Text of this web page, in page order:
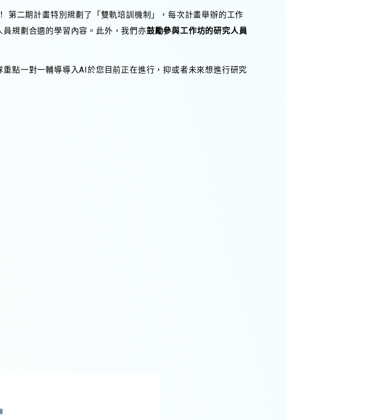
第二期計畫特別規劃了「雙軌培訓機制」，每次計畫舉辦的工作
規劃合適的學習內容。此外，我們亦鼓勵參與工作坊的研究人員
點一對一輔導導入AI於您目前正在進行，抑或者未來想進行研究